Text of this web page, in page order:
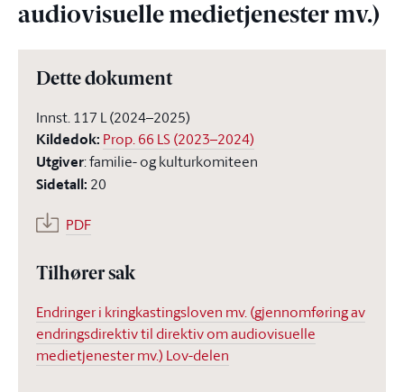
audiovisuelle medietjenester mv.)
Dette dokument
Innst. 117 L (2024–2025)
Kildedok: Prop. 66 LS (2023–2024)
Utgiver:familie- og kulturkomiteen
Sidetall: 20
PDF
Tilhører sak
Endringer i kringkastingsloven mv. (gjennomføring av
endringsdirektiv til direktiv om audiovisuelle
medietjenester mv.) Lov-delen